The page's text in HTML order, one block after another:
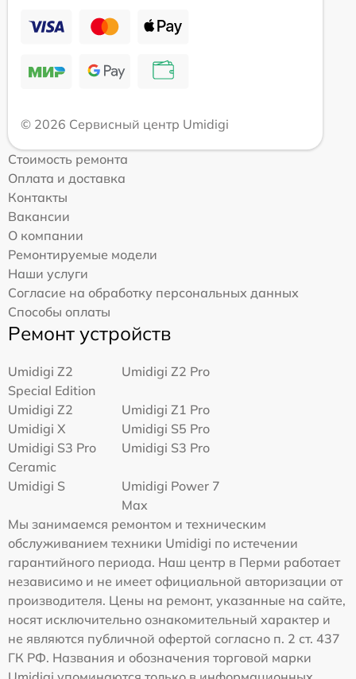
© 2026 Сервисный центр Umidigi
Стоимость ремонта
Оплата и доставка
Контакты
Вакансии
О компании
Ремонтируемые модели
Наши услуги
Согласие на обработку персональных данных
Способы оплаты
Ремонт устройств
Umidigi Z2
Special Edition
Umidigi Z2 Pro
Umidigi Z2
Umidigi Z1 Pro
Umidigi X
Umidigi S5 Pro
Umidigi S3 Pro
Ceramic
Umidigi S3 Pro
Umidigi S
Umidigi Power 7
Max
Мы занимаемся ремонтом и техническим
обслуживанием техники Umidigi по истечении
гарантийного периода. Наш центр в Перми работает
независимо и не имеет официальной авторизации от
производителя. Цены на ремонт, указанные на сайте,
носят исключительно ознакомительный характер и
не являются публичной офертой согласно п. 2 ст. 437
ГК РФ. Названия и обозначения торговой марки